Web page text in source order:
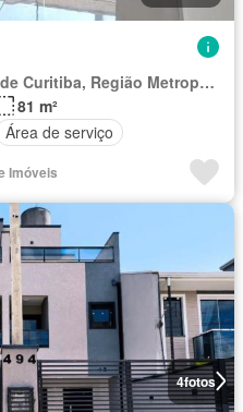
Região Geográfica Imediata de Curitiba, Região Metropolitana de Curitiba
81 m²
Área de serviço
Imóveis
4fotos